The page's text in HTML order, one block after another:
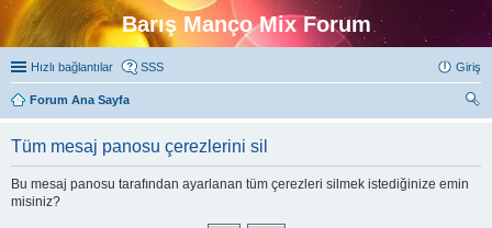
Barış Manço Mix Forum
Hızlı bağlantılar SSS Giriş
Forum Ana Sayfa
Tüm mesaj panosu çerezlerini sil
Bu mesaj panosu tarafından ayarlanan tüm çerezleri silmek istediğinize emin
misiniz?